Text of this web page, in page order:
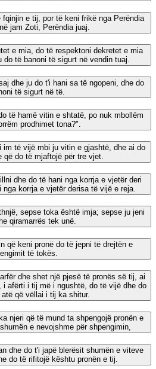
e tij, por të keni frikë nga Perëndia
jam Zoti, Perëndia juaj.
e mia, do të respektoni dekretet e mia
të banoni të sigurt në vendin tuaj.
dhe ju do t'i hani sa të ngopeni, dhe do
të sigurt në të.
të hamë vitin e shtatë, po nuk mbollëm
prodhimet tona?".
im të vijë mbi ju vitin e gjashtë, dhe ai do
që do të mjaftojë për tre vjet.
dhe do të hani nga korrja e vjetër deri
korrja e vjetër derisa të vijë e reja.
sepse toka është imja; sepse ju jeni
qiramarrës tek unë.
që keni pronë do të jepni të drejtën e
të tokës.
dhe shet një pjesë të pronës së tij, ai
i afërti i tij më i ngushtë, do të vijë dhe do
që vëllai i tij ka shitur.
njeri që të mund ta shpengojë pronën e
e nevojshme për shpengimin,
dhe do t'i japë blerësit shumën e viteve
do të rifitojë kështu pronën e tij.